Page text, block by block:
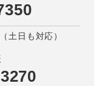
土日も対応）